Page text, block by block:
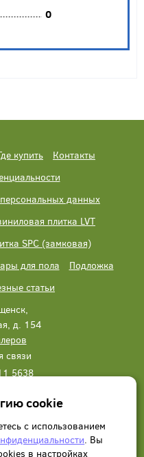
0
купить
Контакты
данных
плитка LVT
SPC (замковая)
для пола
Подложка
статьи
д. 154
связи
5638
звонок
cookie
с использованием
. Вы
в настройках